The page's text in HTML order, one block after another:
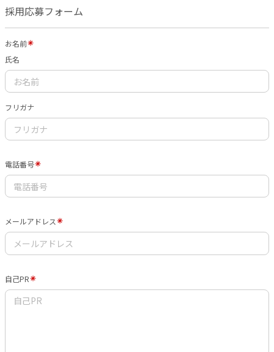
採用応募フォーム
お名前
氏名
フリガナ
電話番号
メールアドレス
自己PR